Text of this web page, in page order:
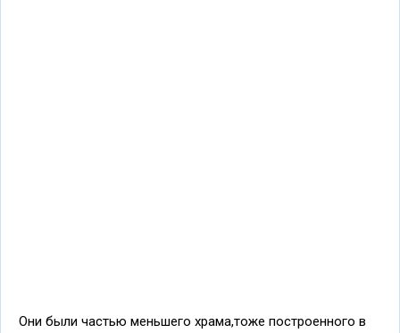
Они были частью меньшего храма,тоже построенного в